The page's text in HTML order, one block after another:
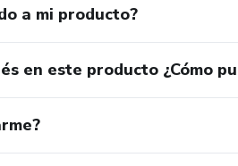
a mi producto?
en este producto ¿Cómo